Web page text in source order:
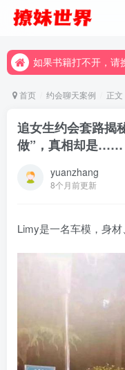
如果书籍打不开，请
如果书籍打不开，请
首页 约会聊天案例 正文
追女生约会套路揭
做”，真相却是……
yuanzhang
8个月前更新
Limy是一名车模，身材